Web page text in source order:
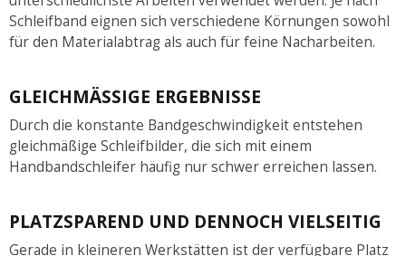
Schleifband eignen sich verschiedene Körnungen sowohl
für den Materialabtrag als auch für feine Nacharbeiten.
GLEICHMÄSSIGE ERGEBNISSE
Durch die konstante Bandgeschwindigkeit entstehen
gleichmäßige Schleifbilder, die sich mit einem
Handbandschleifer häufig nur schwer erreichen lassen.
PLATZSPAREND UND DENNOCH VIELSEITIG
Gerade in kleineren Werkstätten ist der verfügbare Platz